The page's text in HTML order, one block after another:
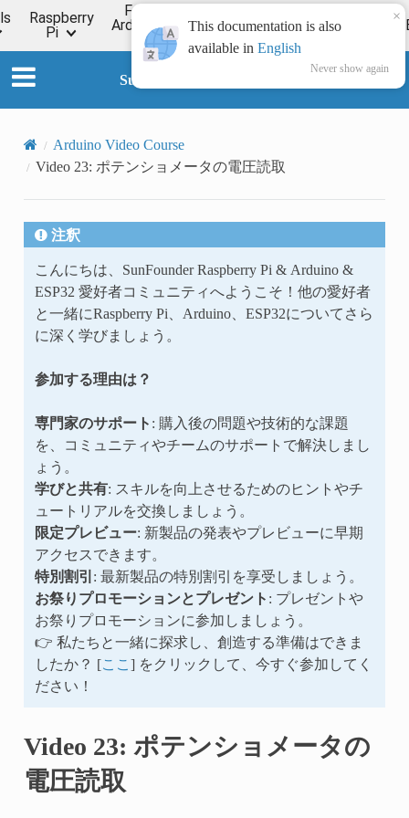
Raspberry
Pi
For
Arduino
ESP32
Online
Tutorial
Forum
SunFounder ESP32 Starter Kit
Arduino Video Course
Video 23: ポテンショメータの電圧読取
注釈
こんにちは、SunFounder Raspberry Pi & Arduino &
ESP32 愛好者コミュニティへようこそ！他の愛好者
と一緒にRaspberry Pi、Arduino、ESP32についてさら
に深く学びましょう。
参加する理由は？
専門家のサポート : 購入後の問題や技術的な課題
を、コミュニティやチームのサポートで解決しまし
ょう。
学びと共有: スキルを向上させるためのヒントやチ
ュートリアルを交換しましょう。
限定プレビュー: 新製品の発表やプレビューに早期
アクセスできます。
特別割引 : 最新製品の特別割引を享受しましょう。
お祭りプロモーションとプレゼント : プレゼントや
お祭りプロモーションに参加しましょう。
👉 私たちと一緒に探求し、創造する準備はできま
したか？ [ここ ] をクリックして、今すぐ参加してく
ださい！
Video 23: ポテンショメータの
電圧読取
This documentation is also
available in English
Never show again
×